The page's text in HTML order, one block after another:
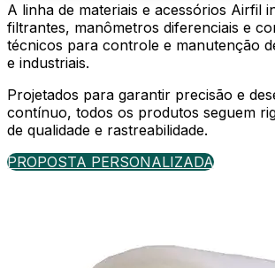
A linha de materiais e acessórios Airfil
filtrantes, manômetros diferenciais e
técnicos para controle e manutenção
e industriais.
Projetados para garantir precisão e
contínuo, todos os produtos seguem
de qualidade e rastreabilidade.
PROPOSTA PERSONALIZADA